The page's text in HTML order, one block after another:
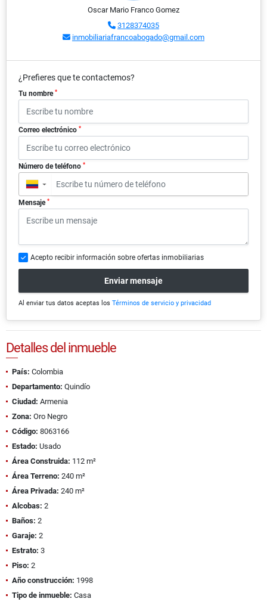
Oscar Mario Franco Gomez
3128374035
inmobiliariafrancoabogado@gmail.com
¿Prefieres que te contactemos?
Tu nombre *
Correo electrónico *
Número de teléfono *
▼
Mensaje *
Acepto recibir información sobre ofertas inmobiliarias
Enviar mensaje
Al enviar tus datos aceptas los Términos de servicio y privacidad
Detalles del inmueble
País: Colombia
Departamento: Quindío
Ciudad: Armenia
Zona: Oro Negro
Código: 8063166
Estado: Usado
Área Construida: 112 m²
Área Terreno: 240 m²
Área Privada: 240 m²
Alcobas: 2
Baños: 2
Garaje: 2
Estrato: 3
Piso: 2
Año construcción: 1998
Tipo de inmueble: Casa